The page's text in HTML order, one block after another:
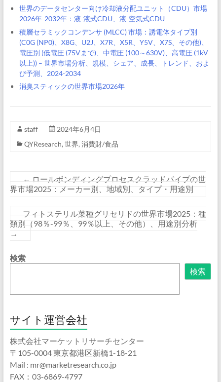
世界のデータセンター向け冷却液分配ユニット（CDU）市場
2026年-2032年：液-液式CDU、液-空気式CDU
積層セラミックコンデンサ (MLCC) 市場：誘電体タイプ別
(C0G (NP0)、X8G、U2J、X7R、X5R、Y5V、X7S、その他)、
電圧別 (低電圧 (75Vまで)、中電圧 (100～630V)、高電圧 (1kV
以上)) – 世界市場分析、規模、シェア、成長、トレンド、およ
び予測、2024-2034
消臭スティックの世界市場2026年
staff
2024年6月4日
QYResearch, 世界, 消費財/食品
← ロールボンディングプロセスクラッドパイプの世
界市場2025：メーカー別、地域別、タイプ・用途別
フィトステリル菜種グリセリドの世界市場2025：種
類別（98％-99％、99％以上、その他）、用途別分析
→
検索
検索
サイト運営会社
株式会社マーケットリサーチセンター
〒105-0004 東京都港区新橋1-18-21
Mail : mr@marketresearch.co.jp
FAX：03-6869-4797